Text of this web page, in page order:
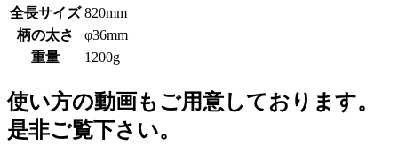
全長サイズ 820mm
柄の太さ
φ36mm
重量
1200g
使い方の動画もご用意しております。
是非ご覧下さい。